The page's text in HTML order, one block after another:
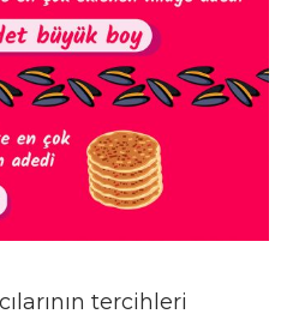
tercihleri